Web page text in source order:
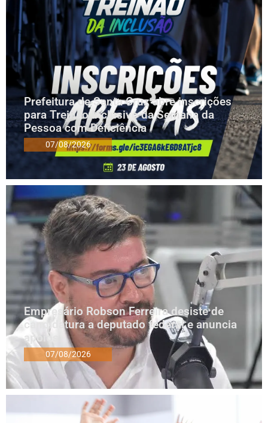
Prefeitura de Santa Cruz abre inscrições
para Treinão Inclusivo da Semana da
Pessoa com Deficiência
07/08/2026
Empresário Robson Ferreira desiste de
candidatura a deputado federal e anuncia
apoios
07/08/2026